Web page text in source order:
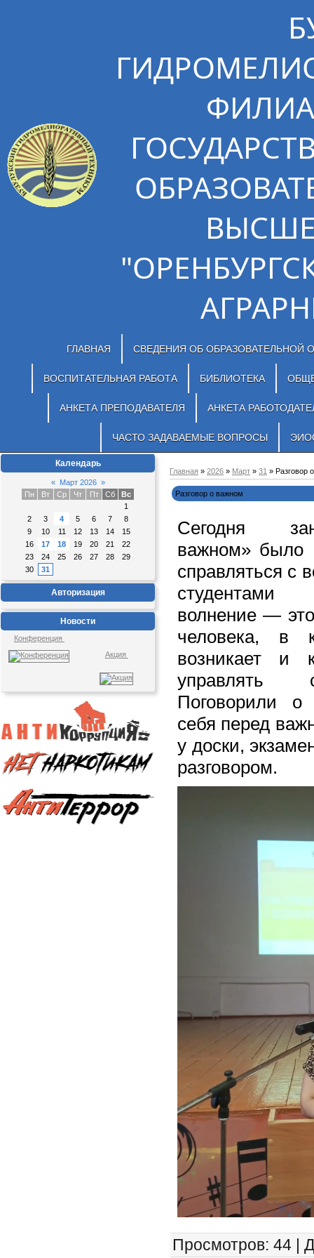
ГЛАВНАЯ СВЕДЕНИЯ ОБ ОБРАЗОВАТЕЛЬНОЙ
ВОСПИТАТЕЛЬНАЯ РАБОТА БИБЛИОТЕКА
АНКЕТА ПРЕПОДАВАТЕЛЯ АНКЕТА
ЧАСТО ЗАДАВАЕМЫЕ ВОПРОСЫ
Календарь
« Март 2026 »
Пн
Вт Ср Чт Пт Сб
Вс
1
2
3 4 5 6 7
8
9
10 11 12 13 14
15
16
17 18 19 20 21
22
23
24 25 26 27 28
29
30
31
Авторизация
Новости
Конференция
Акция
Главная » 2026 » Март » 31 » Разговор
Разговор о важном
Сегодня
важном» было
справляться с
волнение —
человека, в
возникает и
управлять
Поговорили
себя перед
у доски,
разговором.
Просмотров: 44 |